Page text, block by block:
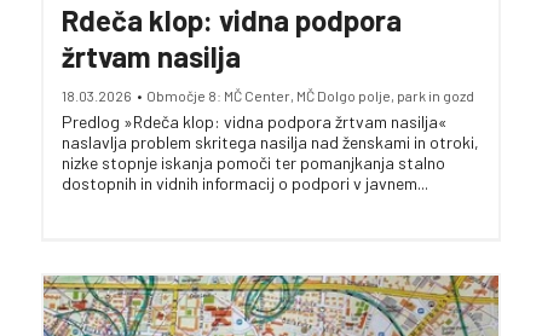
Rdeča klop: vidna podpora
žrtvam nasilja
18.03.2026 • Območje 8: MČ Center, MČ Dolgo polje, park in gozd
Predlog »Rdeča klop: vidna podpora žrtvam nasilja«
naslavlja problem skritega nasilja nad ženskami in otroki,
nizke stopnje iskanja pomoči ter pomanjkanja stalno
dostopnih in vidnih informacij o podpori v javnem...